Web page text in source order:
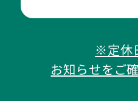
※定休
お知らせをご